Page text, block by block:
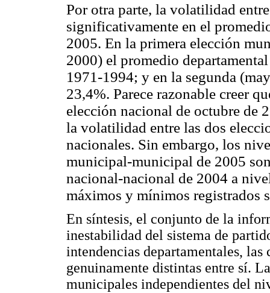
Por otra parte, la volatilidad
significativamente en el
2005. En la primera elección
2000) el promedio
1971-1994; y en la segunda
23,4%. Parece razonable creer
elección nacional de octubre de
la volatilidad entre las dos
nacionales. Sin embargo, los
municipal-municipal de 2005
nacional-nacional de 2004 a
máximos y mínimos registrados
En síntesis, el conjunto de la
inestabilidad del sistema de
intendencias departamentales,
genuinamente distintas entre sí.
municipales independientes del